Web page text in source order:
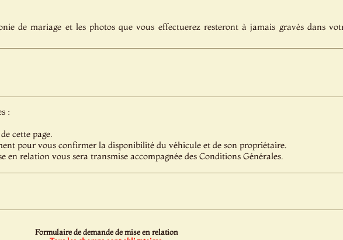
de mariage et les photos que vous effectuerez resteront à jamais gravés dans
:
cette page.
pour vous confirmer la disponibilité du véhicule et de son propriétaire.
en relation vous sera transmise accompagnée des Conditions Générales.
Formulaire de demande de mise en relation